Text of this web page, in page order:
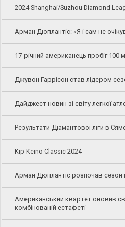
2024 Shanghai/Suzhou Diamond
Арман Дюплантіс: «Я і сам не
17-річний американець пробіг 100
Джувон Гаррісон став лідером
Дайджест новин зі світу легкої
Результати Діамантової ліги в
Kip Keino Classic 2024
Арман Дюплантіс розпочав сезон
Американський квартет оновив
комбінованій естафеті